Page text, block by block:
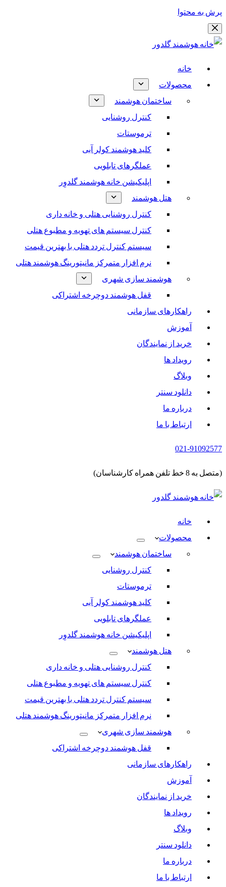
پرش به محتوا
خانه
محصولات
ساختمان هوشمند
کنترل روشنایی
ترموستات
کلید هوشمند کولر آبی
عملگرهای تابلویی
اپلیکیشن خانه هوشمند گلدوِر
هتل هوشمند
کنترل روشنایی هتلی و خانه داری
کنترل سیستم های تهویه و مطبوع هتلی
سیستم کنترل تردد هتلی با بهترین قیمت
نرم افزار متمرکز مانیتورینگ هوشمند هتلی
هوشمند سازی شهری
قفل هوشمند دوچرخه اشتراکی
راهکارهای سازمانی
آموزش
خرید از نمایندگان
رویداد ها
وبلاگ
دانلود سنتر
درباره ما
ارتباط با ما
021-91092577
(متصل به 8 خط تلفن همراه کارشناسان)
خانه
محصولات
ساختمان هوشمند
کنترل روشنایی
ترموستات
کلید هوشمند کولر آبی
عملگرهای تابلویی
اپلیکیشن خانه هوشمند گلدوِر
هتل هوشمند
کنترل روشنایی هتلی و خانه داری
کنترل سیستم های تهویه و مطبوع هتلی
سیستم کنترل تردد هتلی با بهترین قیمت
نرم افزار متمرکز مانیتورینگ هوشمند هتلی
هوشمند سازی شهری
قفل هوشمند دوچرخه اشتراکی
راهکارهای سازمانی
آموزش
خرید از نمایندگان
رویداد ها
وبلاگ
دانلود سنتر
درباره ما
ارتباط با ما